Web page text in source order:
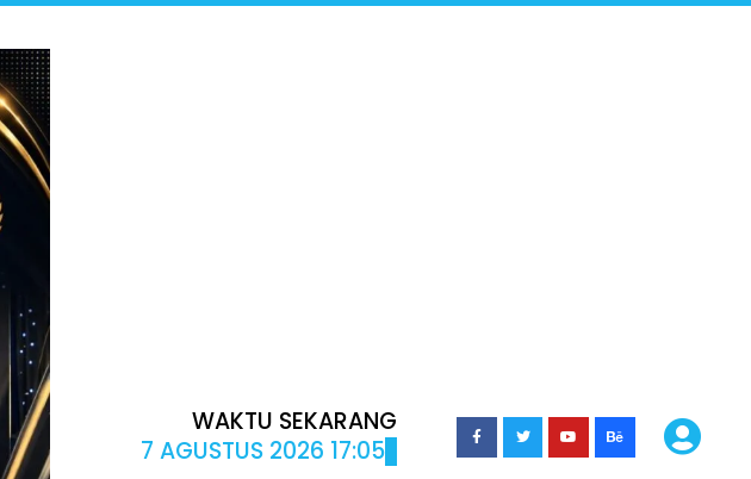
WAKTU SEKARANG
7 AGUSTUS 2026 17:05